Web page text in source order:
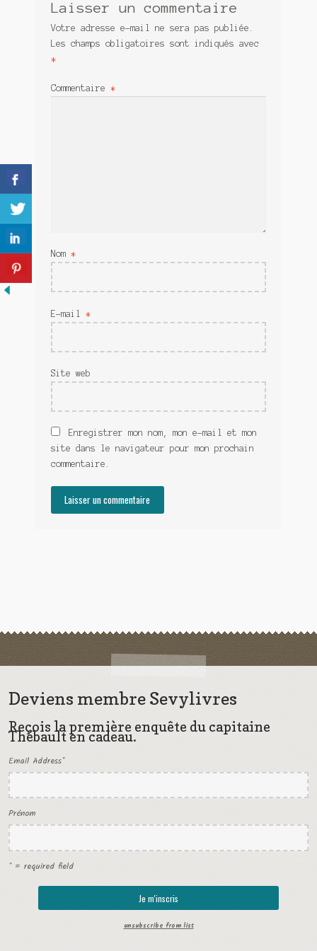
Meurtre en alternance
Meurtre sous couverture
Sans retour
Sauver ou périr
Une baffe et ça repart
Laisser un commentaire
Votre adresse e-mail ne sera pas publiée.
Les champs obligatoires sont indiqués avec
*
Commentaire *
Nom *
E-mail *
Site web
Enregistrer mon nom, mon e-mail et mon
site dans le navigateur pour mon prochain
commentaire.
Deviens membre Sevylivres
Reçois la première enquête du capitaine
Thébault en cadeau.
Email Address*
Prénom
* = required field
unsubscribe from list